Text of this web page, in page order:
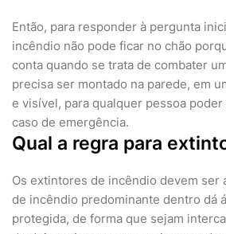
Então, para responder à pergunta
incêndio não pode ficar no chão
conta quando se trata de combater
precisa ser montado na parede, em
e visível, para qualquer pessoa
caso de emergência.
Qual a regra para
Os extintores de incêndio devem ser
de incêndio predominante dentro dá
protegida, de forma que sejam